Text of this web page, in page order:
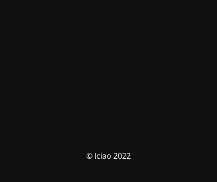
© Iciao 2022